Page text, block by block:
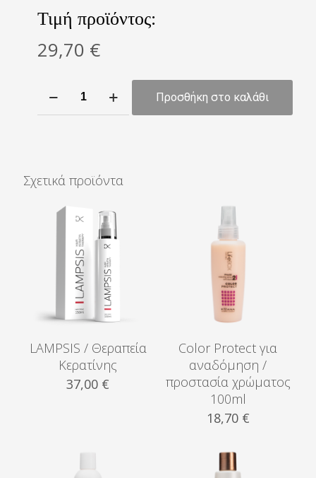
Τιμή προϊόντος:
29,70 €
βαθιά
ενυδάτωση
100ml
ποσότητα
Προσθήκη στο καλάθι
Σχετικά προϊόντα
LAMPSIS / Θεραπεία
Κερατίνης
37,00 €
Color Protect για
αναδόμηση /
προστασία χρώματος
100ml
18,70 €